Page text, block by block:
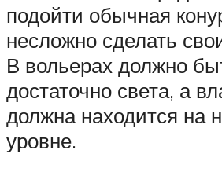
подойти обычная
несложно сделать
В вольерах должно
достаточно света, а
должна находится на
уровне.